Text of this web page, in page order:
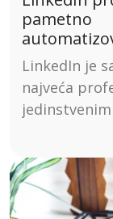
pametno
LinkedIn je
najveća